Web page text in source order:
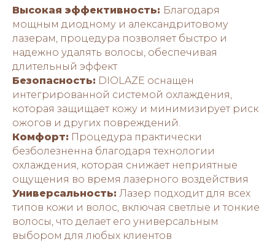
Высокая эффективность: Благодаря
мощным диодному и александритовому
лазерам, процедура позволяет быстро и
надежно удалять волосы, обеспечивая
длительный эффект
Безопасность: DIOLAZE оснащен
интегрированной системой охлаждения,
которая защищает кожу и минимизирует риск
ожогов и других повреждений.
Комфорт: Процедура практически
безболезненна благодаря технологии
охлаждения, которая снижает неприятные
ощущения во время лазерного воздействия
Универсальность: Лазер подходит для всех
типов кожи и волос, включая светлые и тонкие
волосы, что делает его универсальным
выбором для любых клиентов